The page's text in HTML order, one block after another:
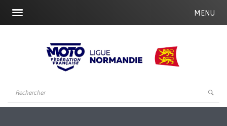
MENU